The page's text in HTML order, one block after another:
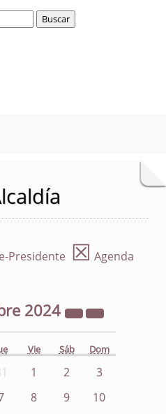
Presidente ☒ Agenda
2024
Vie Sáb Dom
1 2
3
8 9
10